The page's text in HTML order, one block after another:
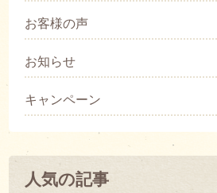
お客様の声
お知らせ
キャンペーン
人気の記事